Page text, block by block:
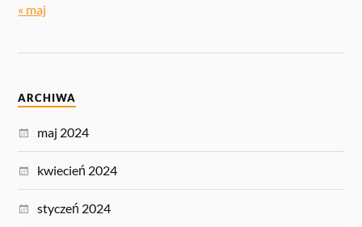
« maj
ARCHIWA
maj 2024
kwiecień 2024
styczeń 2024